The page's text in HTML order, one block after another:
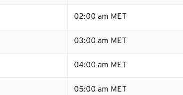
02:00 am MET
03:00 am MET
04:00 am MET
05:00 am MET